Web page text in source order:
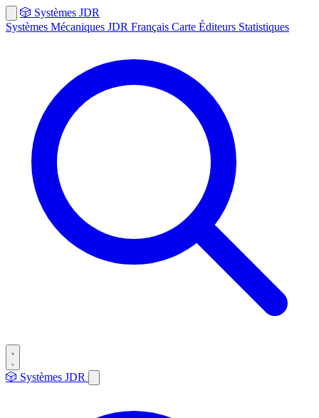
🎲 Systèmes JDR
Systèmes Mécaniques JDR Français Carte Éditeurs Statistiques
🎲 Systèmes JDR